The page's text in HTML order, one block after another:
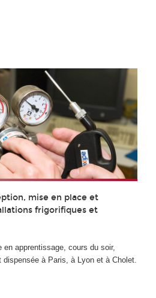
mise en place et
frigorifiques et
en apprentissage, cours du soir,
à Paris, à Lyon et à Cholet.